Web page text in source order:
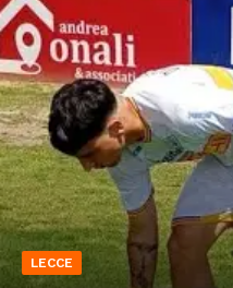
LECCE